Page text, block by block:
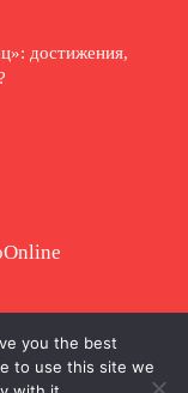
достижения,
you the best
to use this site we